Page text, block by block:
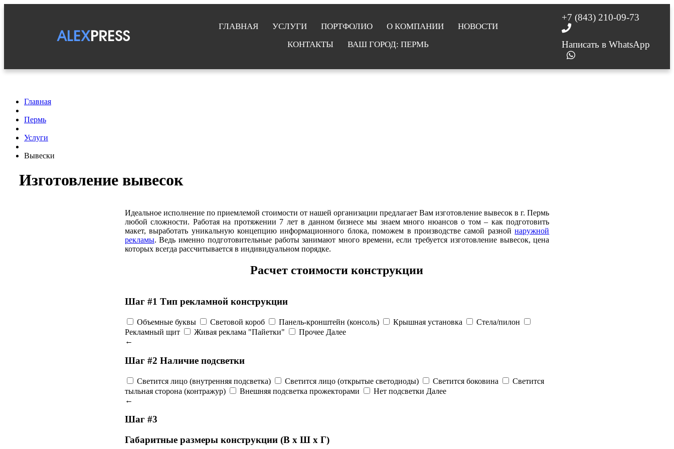
ГЛАВНАЯ УСЛУГИ ПОРТФОЛИО О КОМПАНИИ
НОВОСТИ
КОНТАКТЫ
ВАШ ГОРОД: ПЕРМЬ
+7 (843) 210-09-73
Написать в WhatsApp
Главная
Пермь
Услуги
Вывески
Изготовление вывесок
Идеальное исполнение по приемлемой стоимости от нашей организации предлагает Вам изготовление вывесок в г. Пермь
любой сложности. Работая на протяжении 7 лет в данном бизнесе мы знаем много нюансов о том – как подготовить
макет, выработать уникальную концепцию информационного блока, поможем в производстве самой разнойнаружной
рекламы. Ведь именно подготовительные работы занимают много времени, если требуется изготовление вывесок, цена
которых всегда рассчитывается в индивидуальном порядке.
Расчет стоимости конструкции
Шаг #1 Тип рекламной конструкции
Объемные буквы Световой короб Панель-кронштейн (консоль) Крышная установка
Стела/пилон
Рекламный щит
Живая реклама "Пайетки" Прочее Далее
←
Шаг #2 Наличие подсветки
Светится лицо (внутренняя подсветка) Светится лицо (открытые светодиоды) Светится боковина
Светится
тыльная сторона (контражур)
Внешняя подсветка прожекторами Нет подсветки Далее
←
Шаг #3
Габаритные размеры конструкции (В х Ш х Г)